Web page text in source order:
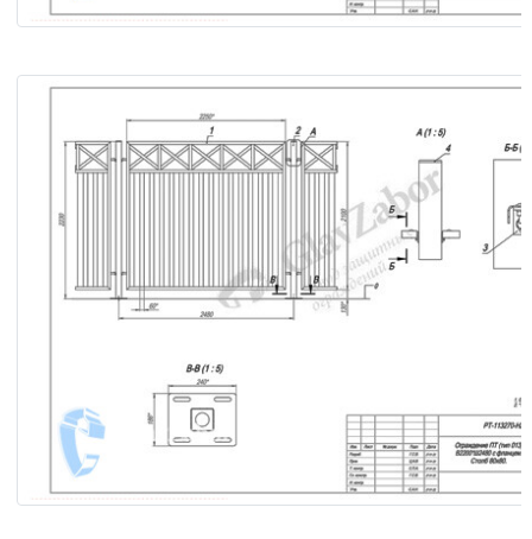
Сборочный чертёж